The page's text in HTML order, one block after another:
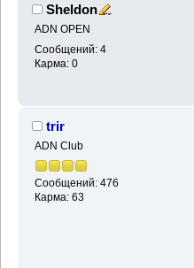
Sheldon
ADN OPEN
Сообщений: 4
Карма: 0
trir
ADN Club
Сообщений: 476
Карма: 63